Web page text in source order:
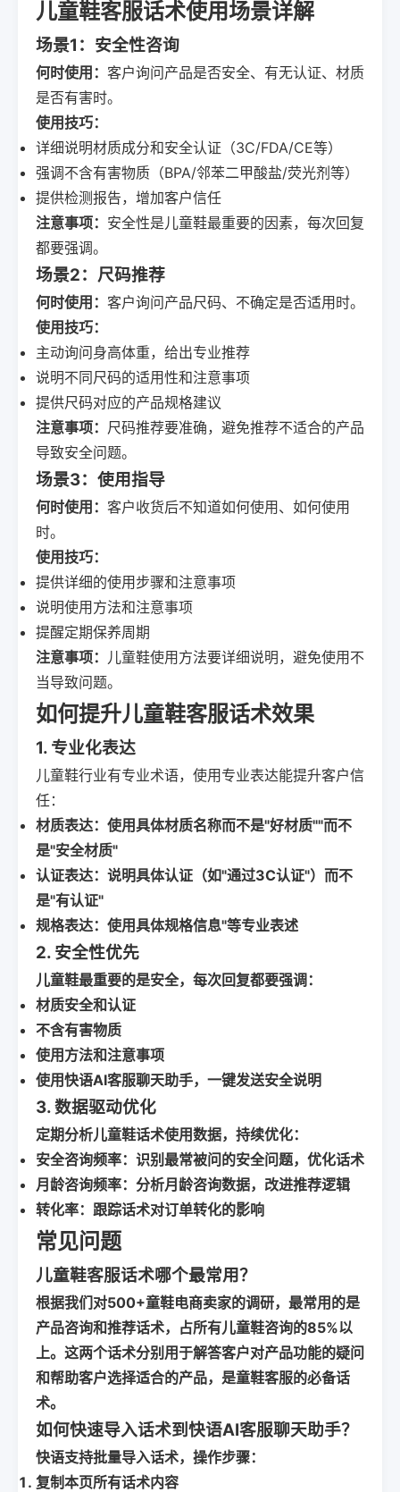
儿童鞋客服话术使用场景详解
场景1：安全性咨询
何时使用： 客户询问产品是否安全、有无认证、材质
是否有害时。
使用技巧：
详细说明材质成分和安全认证（3C/FDA/CE等）
强调不含有害物质（BPA/邻苯二甲酸盐/荧光剂等）
提供检测报告，增加客户信任
注意事项： 安全性是儿童鞋最重要的因素，每次回复
都要强调。
场景2：尺码推荐
何时使用： 客户询问产品尺码、不确定是否适用时。
使用技巧：
主动询问身高体重，给出专业推荐
说明不同尺码的适用性和注意事项
提供尺码对应的产品规格建议
注意事项： 尺码推荐要准确，避免推荐不适合的产品
导致安全问题。
场景3：使用指导
何时使用： 客户收货后不知道如何使用、如何使用
时。
使用技巧：
提供详细的使用步骤和注意事项
说明使用方法和注意事项
提醒定期保养周期
注意事项： 儿童鞋使用方法要详细说明，避免使用不
当导致问题。
如何提升儿童鞋客服话术效果
1. 专业化表达
儿童鞋行业有专业术语，使用专业表达能提升客户信
任：
材质表达：使用具体材质名称而不是"好材质""而不
是"安全材质"
认证表达：说明具体认证（如"通过3C认证"）而不
是"有认证"
规格表达：使用具体规格信息"等专业表述
2. 安全性优先
儿童鞋最重要的是安全，每次回复都要强调：
材质安全和认证
不含有害物质
使用方法和注意事项
使用快语AI客服聊天助手，一键发送安全说明
3. 数据驱动优化
定期分析儿童鞋话术使用数据，持续优化：
安全咨询频率：识别最常被问的安全问题，优化话术
月龄咨询频率：分析月龄咨询数据，改进推荐逻辑
转化率：跟踪话术对订单转化的影响
常见问题
儿童鞋客服话术哪个最常用？
根据我们对500+童鞋电商卖家的调研，最常用的是
产品咨询和推荐话术，占所有儿童鞋咨询的85%以
上。这两个话术分别用于解答客户对产品功能的疑问
和帮助客户选择适合的产品，是童鞋客服的必备话
术。
如何快速导入话术到快语AI客服聊天助手？
快语支持批量导入话术，操作步骤：
复制本页所有话术内容